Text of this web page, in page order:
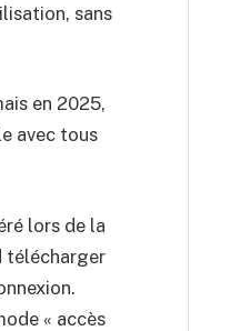
sans
en 2025,
avec tous
lors de la
télécharger
« accès